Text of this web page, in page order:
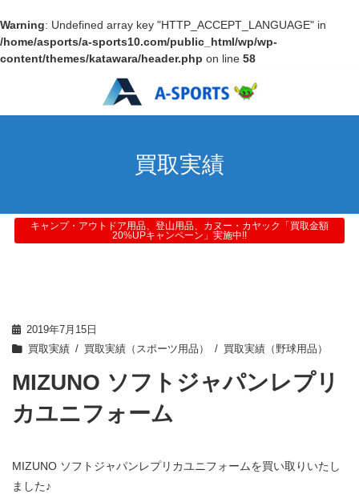
Warning: Undefined array key "HTTP_ACCEPT_LANGUAGE" in
/home/asports/a-sports10.com/public_html/wp/wp-
content/themes/katawara/header.php on line 58
買取実績
キャンプ・アウトドア用品、登山用品、カヌー・カヤック「買取金額
20%UPキャンペーン」実施中!!
2019年7月15日
買取実績
買取実績（スポーツ用品） 買取実績（野球用品）
MIZUNO ソフトジャパンレプリ
カユニフォーム
MIZUNO ソフトジャパンレプリカユニフォームを買い取りいたし
ました♪